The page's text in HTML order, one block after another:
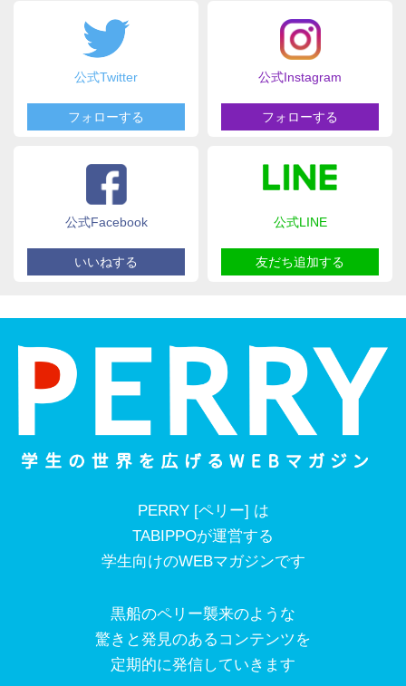
公式Twitter
フォローする
公式Instagram
フォローする
公式Facebook
いいねする
公式LINE
友だち追加する
PERRY [ペリー] は
TABIPPOが運営する
学生向けのWEBマガジンです
黒船のペリー襲来のような
驚きと発見のあるコンテンツを
定期的に発信していきます